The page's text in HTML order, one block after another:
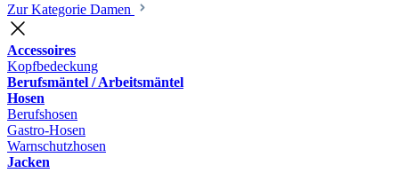
Zur Kategorie Damen
Accessoires
Kopfbedeckung
Berufsmäntel / Arbeitsmäntel
Hosen
Berufshosen
Gastro-Hosen
Warnschutzhosen
Jacken